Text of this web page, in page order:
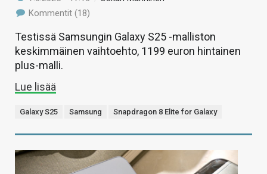
Kommentit (18)
Testissä Samsungin Galaxy S25 -malliston
keskimmäinen vaihtoehto, 1199 euron hintainen
plus-malli.
Lue lisää
Galaxy S25 Samsung Snapdragon 8 Elite for Galaxy